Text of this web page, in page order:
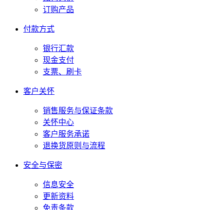
订购产品
付款方式
银行汇款
现金支付
支票、刷卡
客户关怀
销售服务与保证条款
关怀中心
客户服务承诺
退换货原则与流程
安全与保密
信息安全
更新资料
免责条款